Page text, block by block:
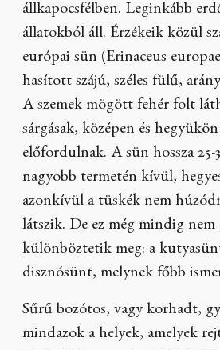
állkapocsfélben. Leginkább
állatokból áll. Érzékeik közül
európai sün (Erinaceus
hasított szájú, széles fülű,
A szemek mögött fehér folt
sárgásak, középen és
előfordulnak. A sün hossza 25-
nagyobb termetén kívül,
azonkívül a tüskék nem
látszik. De ez még mindig nem
különböztetik meg: a
disznósünt, melynek főbb
Sűrű bozótos, vagy korhadt,
mindazok a helyek, amelyek